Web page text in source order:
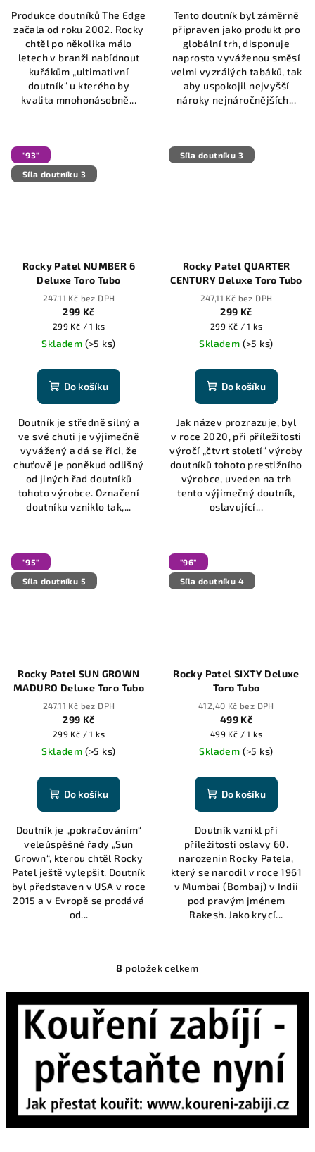
Produkce doutníků The Edge
začala od roku 2002. Rocky
chtěl po několika málo
letech v branži nabídnout
kuřákům „ultimativní
doutník“ u kterého by
kvalita mnohonásobně...
Tento doutník byl záměrně
připraven jako produkt pro
globální trh, disponuje
naprosto vyváženou směsí
velmi vyzrálých tabáků, tak
aby uspokojil nejvyšší
nároky nejnáročnějších...
"93"
Síla doutníku 3
Rocky Patel NUMBER 6
Deluxe Toro Tubo
247,11 Kč bez DPH
299 Kč
Měrná
cena:
299 Kč / 1 ks
Skladem (>5 ks)
Do košíku
Doutník je středně silný a
ve své chuti je výjimečně
vyvážený a dá se říci, že
chuťově je poněkud odlišný
od jiných řad doutníků
tohoto výrobce. Označení
doutníku vzniklo tak,...
Síla doutníku 3
Rocky Patel QUARTER
CENTURY Deluxe Toro Tubo
247,11 Kč bez DPH
299 Kč
Měrná
cena:
299 Kč / 1 ks
Skladem (>5 ks)
Do košíku
Jak název prozrazuje, byl
v roce 2020, při příležitosti
výročí „čtvrt století“ výroby
doutníků tohoto prestižního
výrobce, uveden na trh
tento výjimečný doutník,
oslavující...
"95"
Síla doutníku 5
Rocky Patel SUN GROWN
MADURO Deluxe Toro Tubo
247,11 Kč bez DPH
299 Kč
Měrná
cena:
299 Kč / 1 ks
Skladem (>5 ks)
Do košíku
Doutník je „pokračováním“
veleúspěšné řady „Sun
Grown“, kterou chtěl Rocky
Patel ještě vylepšit. Doutník
byl představen v USA v roce
2015 a v Evropě se prodává
od...
"96"
Síla doutníku 4
Rocky Patel SIXTY Deluxe
Toro Tubo
412,40 Kč bez DPH
499 Kč
Měrná
cena:
499 Kč / 1 ks
Skladem (>5 ks)
Do košíku
Doutník vznikl při
příležitosti oslavy 60.
narozenin Rocky Patela,
který se narodil v roce 1961
v Mumbai (Bombaj) v Indii
pod pravým jménem
Rakesh. Jako krycí...
O
v
l
a
c
í
p
r
8 položek celkem